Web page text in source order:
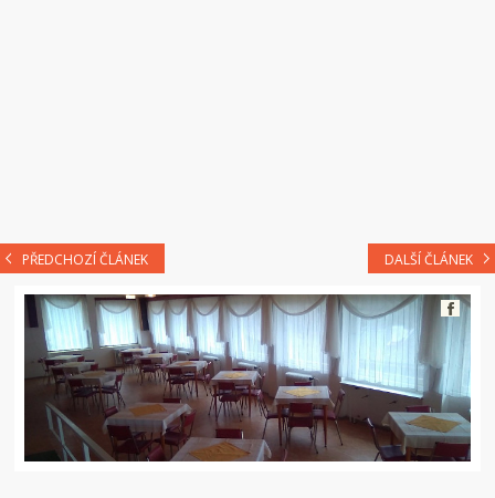
PŘEDCHOZÍ ČLÁNEK DALŠÍ ČLÁNEK